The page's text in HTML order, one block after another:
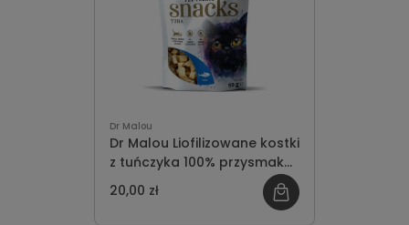
Dr Malou
Dr Malou Liofilizowane kostki
z tuńczyka 100% przysmak
dla kotów 50g
20,00 zł